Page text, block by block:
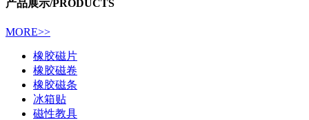
产品展示/PRODUCTS
MORE>>
橡胶磁片
橡胶磁卷
橡胶磁条
冰箱贴
磁性教具